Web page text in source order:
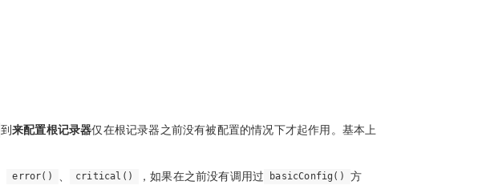
到来配置根记录器仅在根记录器之前没有被配置的情况下才起作用。基本上
error() critical() ，如果在之前没有调用过 basicConfig() 方